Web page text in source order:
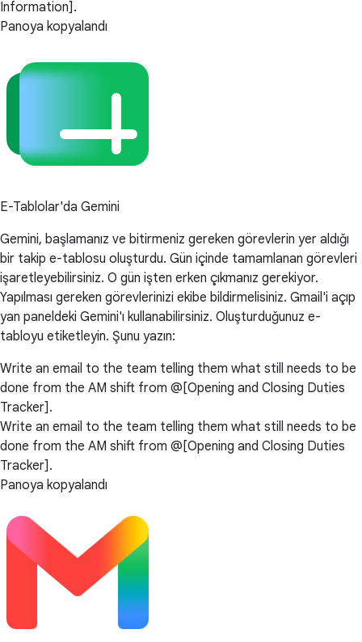
Information].
Panoya kopyalandı
E-Tablolar'da Gemini
Gemini, başlamanız ve bitirmeniz gereken görevlerin yer aldığı
bir takip e-tablosu oluşturdu. Gün içinde tamamlanan görevleri
işaretleyebilirsiniz. O gün işten erken çıkmanız gerekiyor.
Yapılması gereken görevlerinizi ekibe bildirmelisiniz. Gmail'i açıp
yan paneldeki Gemini'ı kullanabilirsiniz. Oluşturduğunuz e-
tabloyu etiketleyin. Şunu yazın:
Write an email to the team telling them what still needs to be
done from the AM shift from @[Opening and Closing Duties
Tracker].
Write an email to the team telling them what still needs to be
done from the AM shift from @[Opening and Closing Duties
Tracker].
Panoya kopyalandı